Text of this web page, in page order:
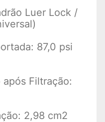
Luer Lock /
87,0 psi
Filtração:
2,98 cm2